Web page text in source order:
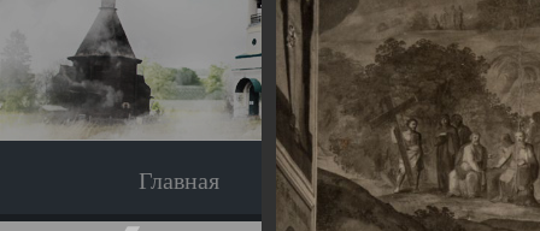
Главная Экскурсия